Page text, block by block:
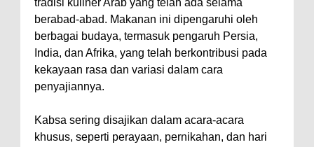
tradisi kuliner Arab yang telah ada selama
berabad-abad. Makanan ini dipengaruhi oleh
berbagai budaya, termasuk pengaruh Persia,
India, dan Afrika, yang telah berkontribusi pada
kekayaan rasa dan variasi dalam cara
penyajiannya.
Kabsa sering disajikan dalam acara-acara
khusus, seperti perayaan, pernikahan, dan hari